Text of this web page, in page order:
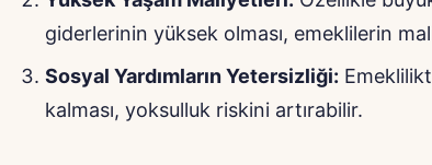
giderlerinin yüksek olması, emeklilerin
Sosyal Yardımların Yetersizliği:
kalması, yoksulluk riskini artırabilir.